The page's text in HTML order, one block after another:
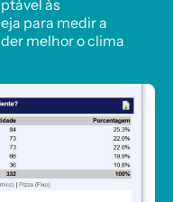
às
para medir a
melhor o clima